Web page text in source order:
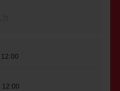
12:00
12:00